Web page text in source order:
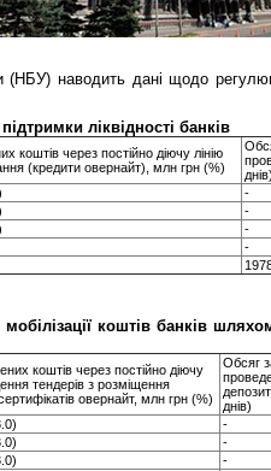
(НБУ) наводить дані щодо
ліквідності банків
коштів через постійно діючу лінію
(кредити овернайт), млн грн (%)
днів)
-
-
-
-
коштів банків
коштів через постійно діючу
тендерів з розміщення
овернайт, млн грн (%)
Обсяг
днів)
-
-
-